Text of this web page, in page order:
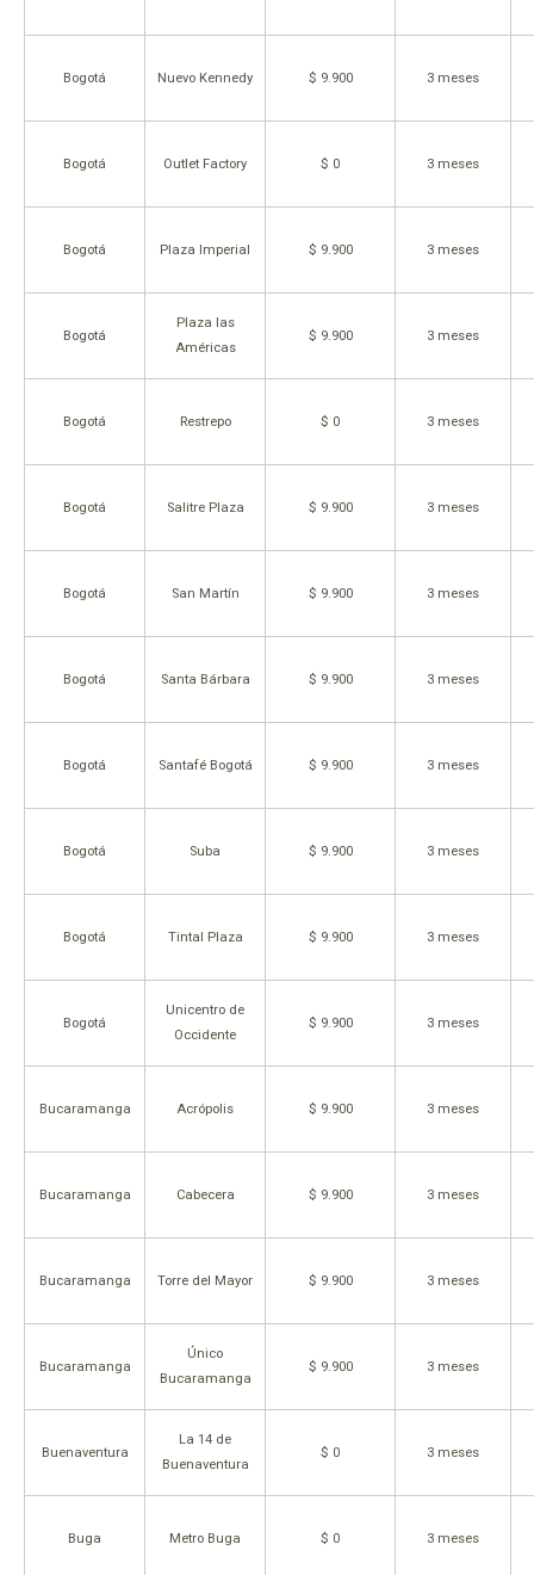
Bogotá Nuevo Kennedy $ 9.900 3 meses
Bogotá Outlet Factory $ 0 3 meses
Bogotá Plaza Imperial $ 9.900 3 meses
Bogotá
Plaza las
Américas
$ 9.900 3 meses
Bogotá Restrepo $ 0 3 meses
Bogotá Salitre Plaza $ 9.900 3 meses
Bogotá San Martín $ 9.900 3 meses
Bogotá Santa Bárbara $ 9.900 3 meses
Bogotá Santafé Bogotá $ 9.900 3 meses
Bogotá Suba $ 9.900 3 meses
Bogotá Tintal Plaza $ 9.900 3 meses
Bogotá
Unicentro de
Occidente
$ 9.900 3 meses
Bucaramanga Acrópolis $ 9.900 3 meses
Bucaramanga Cabecera $ 9.900 3 meses
Bucaramanga Torre del Mayor $ 9.900 3 meses
Bucaramanga
Único
Bucaramanga
$ 9.900 3 meses
Buenaventura
La 14 de
Buenaventura
$ 0 3 meses
Buga Metro Buga $ 0 3 meses